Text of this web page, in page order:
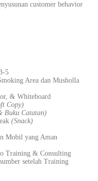
customer behavior
5
Area dan Musholla
& Whiteboard
Copy)
Buku Catatan)
(Snack)
Mobil yang Aman
Training & Consulting
setelah Training